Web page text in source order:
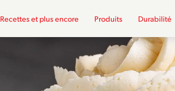
Recettes et plus encore Produits Durabilité